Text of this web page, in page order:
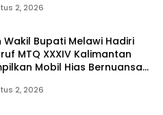
2, 2026
Bupati Melawi Hadiri
MTQ XXXIV Kalimantan
Mobil Hias Bernuansa
Kota Juang
2, 2026